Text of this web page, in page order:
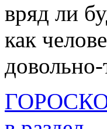
вряд ли
как